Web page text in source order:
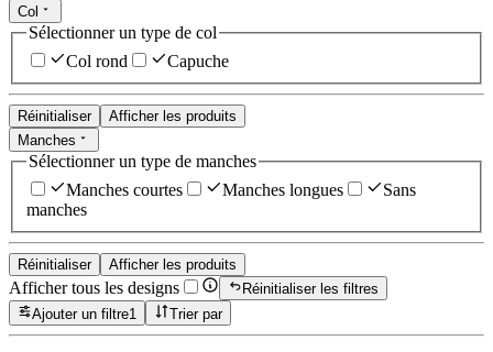
Col
Sélectionner un type de col
Col rond
Capuche
Réinitialiser
Afficher les produits
Manches
Sélectionner un type de manches
Manches courtes
Manches longues
Sans
manches
Réinitialiser Afficher les produits
Afficher tous les designs
Réinitialiser les filtres
Ajouter un filtre1 Trier par